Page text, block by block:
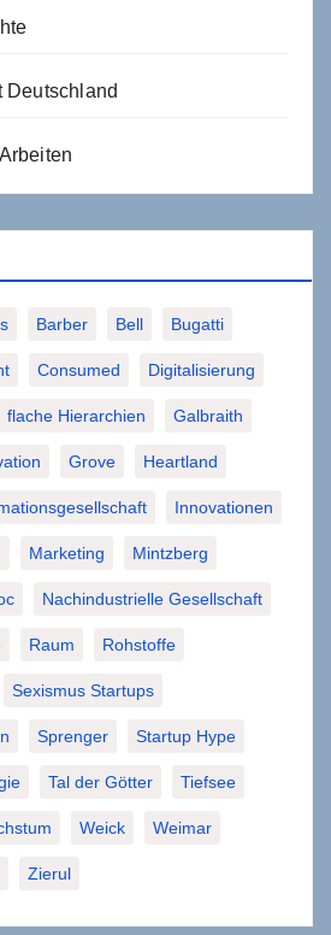
Deutschland
Barber Bell Bugatti
Consumed Digitalisierung
flache Hierarchien Galbraith
Grove Heartland
Innovationen
Marketing Mintzberg
Nachindustrielle Gesellschaft
Raum Rohstoffe
Sexismus Startups
Sprenger Startup Hype
Tal der Götter Tiefsee
Weick Weimar
Zierul